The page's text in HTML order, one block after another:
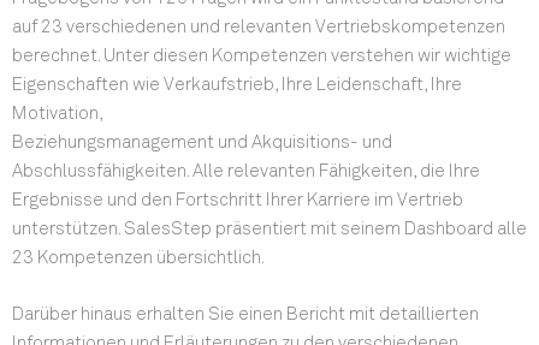
auf 23 verschiedenen und relevanten Vertriebskompetenzen
berechnet. Unter diesen Kompetenzen verstehen wir wichtige
Eigenschaften wie Verkaufstrieb, Ihre Leidenschaft, Ihre
Motivation,
Beziehungsmanagement und Akquisitions- und
Abschlussfähigkeiten. Alle relevanten Fähigkeiten, die Ihre
Ergebnisse und den Fortschritt Ihrer Karriere im Vertrieb
unterstützen. SalesStep präsentiert mit seinem Dashboard alle
23 Kompetenzen übersichtlich.
Darüber hinaus erhalten Sie einen Bericht mit detaillierten